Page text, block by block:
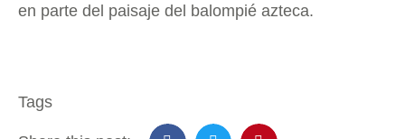
en parte del paisaje del balompié azteca.
Tags